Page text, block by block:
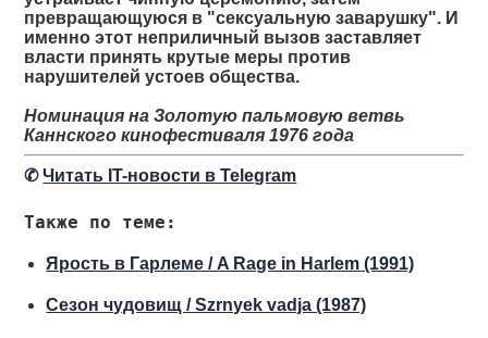
превращающуюся в "сексуальную заварушку". И
именно этот неприличный вызов заставляет
власти принять крутые меры против
нарушителей устоев общества.
Номинация на Золотую пальмовую ветвь
Каннского кинофестиваля 1976 года
✆Читать IT-новости в Telegram
Также по теме:
Ярость в Гарлеме / A Rage in Harlem (1991)
Сезон чудовищ / Szrnyek vadja (1987)